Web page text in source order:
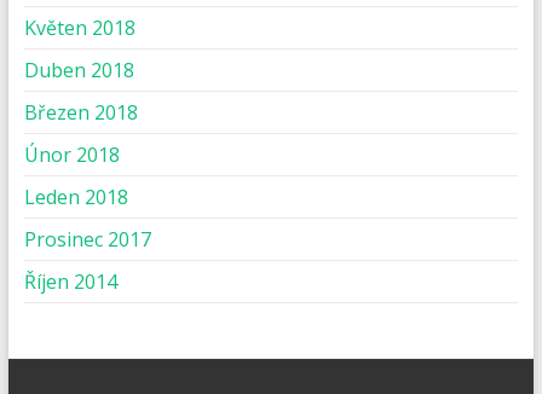
Květen 2018
Duben 2018
Březen 2018
Únor 2018
Leden 2018
Prosinec 2017
Říjen 2014